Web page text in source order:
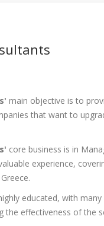
main objective is to
that want to
' core business is in
experience,
educated, with
the effectiveness of the